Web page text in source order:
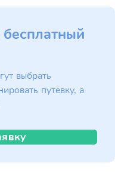
выбрать
путёвку, а